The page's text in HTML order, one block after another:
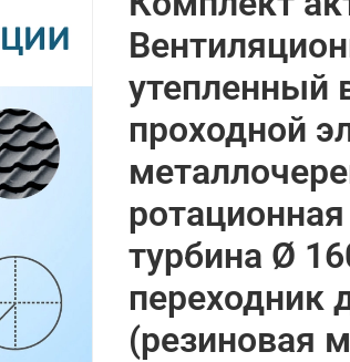
утепленный
проходной
турбина Ø
переходник
(резиновая